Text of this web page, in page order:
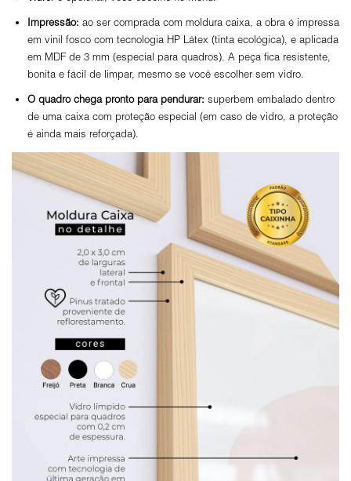
Impressão: ao ser comprada com moldura caixa, a obra é impressa
em vinil fosco com tecnologia HP Látex (tinta ecológica), e aplicada
em MDF de 3 mm (especial para quadros). A peça fica resistente,
bonita e fácil de limpar, mesmo se você escolher sem vidro.
O quadro chega pronto para pendurar: superbem embalado dentro
de uma caixa com proteção especial (em caso de vidro, a proteção
é ainda mais reforçada).